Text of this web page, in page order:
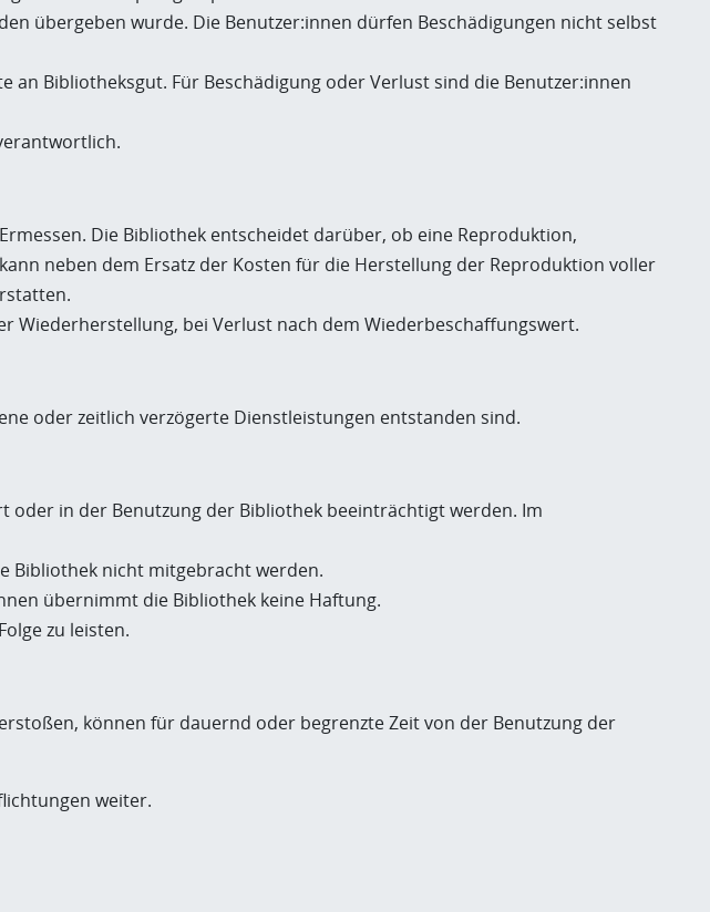
übergeben wurde. Die Benutzer:innen dürfen Beschädigungen nicht selbst
Bibliotheksgut. Für Beschädigung oder Verlust sind die Benutzer:innen
Die Bibliothek entscheidet darüber, ob eine Reproduktion,
neben dem Ersatz der Kosten für die Herstellung der Reproduktion voller
Wiederherstellung, bei Verlust nach dem Wiederbeschaffungswert.
oder zeitlich verzögerte Dienstleistungen entstanden sind.
oder in der Benutzung der Bibliothek beeinträchtigt werden. Im
Bibliothek nicht mitgebracht werden.
übernimmt die Bibliothek keine Haftung.
zu leisten.
können für dauernd oder begrenzte Zeit von der Benutzung der
weiter.